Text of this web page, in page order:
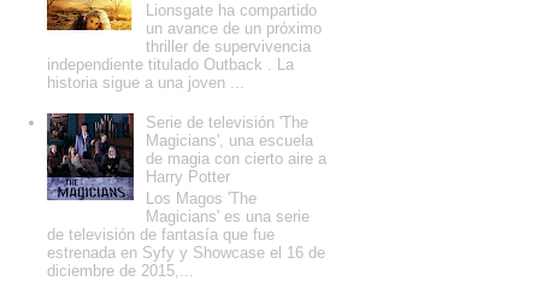
Lionsgate ha compartido
un avance de un próximo
thriller de supervivencia
independiente titulado Outback . La
historia sigue a una joven ...
Serie de televisión 'The
Magicians', una escuela
de magia con cierto aire a
Harry Potter
Los Magos 'The
Magicians' es una serie
de televisión de fantasía que fue
estrenada en Syfy y Showcase el 16 de
diciembre de 2015,...